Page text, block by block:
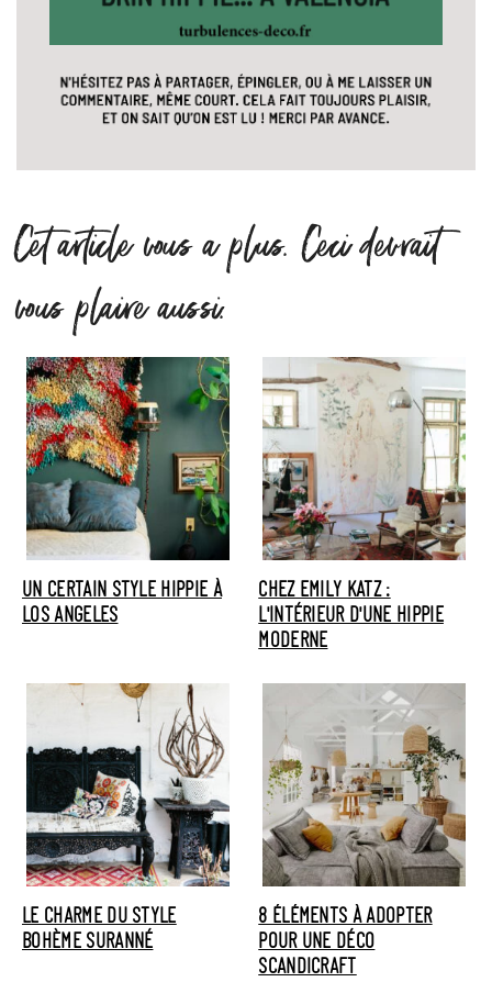
Cet article vous a plus. Ceci devrait
vous plaire aussi.
UN CERTAIN STYLE HIPPIE À
LOS ANGELES
CHEZ EMILY KATZ :
L'INTÉRIEUR D'UNE HIPPIE
MODERNE
LE CHARME DU STYLE
BOHÈME SURANNÉ
8 ÉLÉMENTS À ADOPTER
POUR UNE DÉCO
SCANDICRAFT